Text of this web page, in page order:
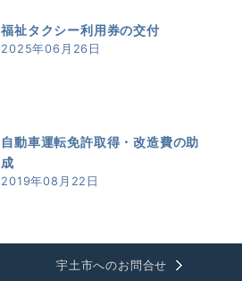
福祉タクシー利用券の交付
2025年06月26日
自動車運転免許取得・改造費の助
成
2019年08月22日
宇土市へのお問合せ